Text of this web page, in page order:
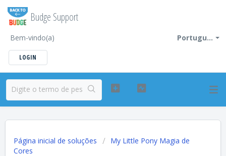
Budge Support
Portugu...
Bem-vindo(a)
LOGIN
Página inicial de soluções
My Little Pony Magia de
Cores